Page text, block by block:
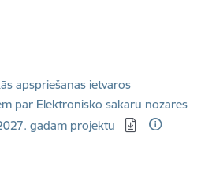
apspriešanas ietvaros
par Elektronisko sakaru nozares
gadam projektu